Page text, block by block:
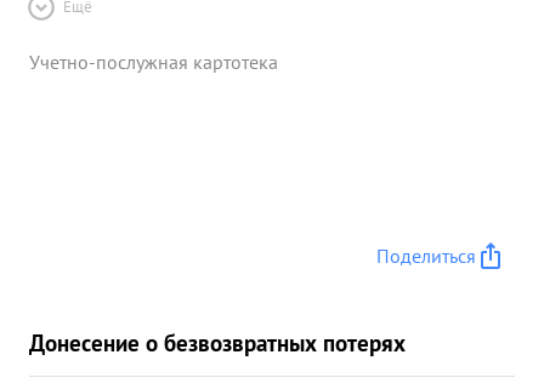
Ещё
Учетно-послужная картотека
Поделиться
Донесение о безвозвратных потерях